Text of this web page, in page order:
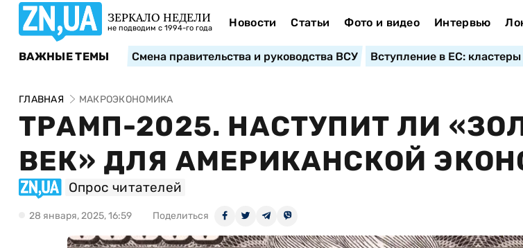
ЗЕРКАЛО НЕДЕЛИ
не подводим с 1994-го года Новости Статьи Фото и видео Интервью
ВАЖНЫЕ ТЕМЫ Смена правительства и руководства ВСУ Вступление в ЕС: кластеры
ГЛАВНАЯ МАКРОЭКОНОМИКА
ТРАМП-2025. НАСТУПИТ ЛИ
ВЕК» ДЛЯ АМЕРИКАНСКОЙ
Опрос читателей
28 января, 2025, 16:59 Поделиться